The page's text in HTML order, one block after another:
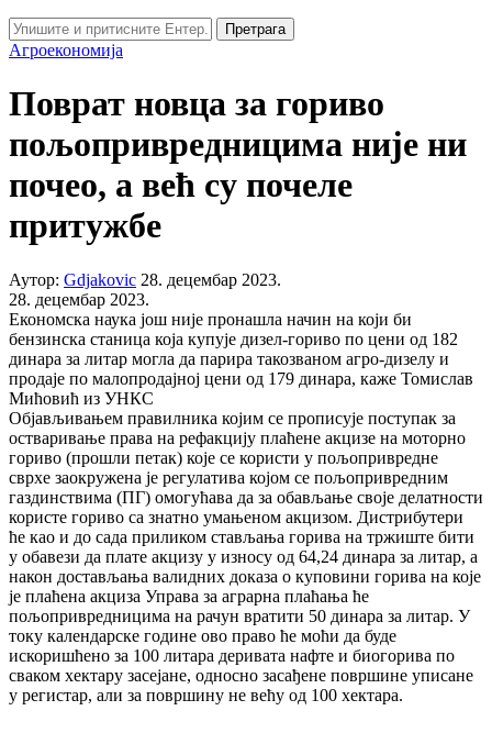
Претрага
Агроекономија
Поврат новца за гориво
пољопривредницима није ни
почео, а већ су почеле
притужбе
Аутор: Gdjakovic 28. децембар 2023.
28. децембар 2023.
Економска наука још није пронашла начин на који би
бензинска станица која купује дизел-гориво по цени од 182
динара за литар могла да парира такозваном агро-дизелу и
продаје по малопродајној цени од 179 динара, каже Томислав
Мићовић из УНКС
Објављивањем правилника којим се прописује поступак за
остваривање права на рефакцију плаћене акцизе на моторно
гориво (прошли петак) које се користи у пољопривредне
сврхе заокружена је регулатива којом се пољопривредним
газдинствима (ПГ) омогућава да за обављање своје делатности
користе гориво са знатно умањеном акцизом. Дистрибутери
ће као и до сада приликом стављања горива на тржиште бити
у обавези да плате акцизу у износу од 64,24 динара за литар, а
након достављања валидних доказа о куповини горива на које
је плаћена акциза Управа за аграрна плаћања ће
пољопривредницима на рачун вратити 50 динара за литар. У
току календарске године ово право ће моћи да буде
искоришћено за 100 литара деривата нафте и биогорива по
сваком хектару засејане, односно засађене површине уписане
у регистар, али за површину не већу од 100 хектара.